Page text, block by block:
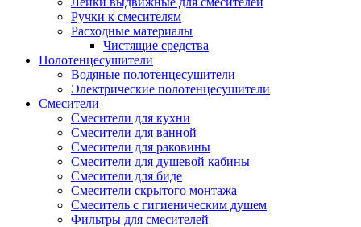
Ручки к смесителям
Расходные материалы
Чистящие средства
Полотенцесушители
Водяные полотенцесушители
Электрические полотенцесушители
Смесители
Смесители для кухни
Смесители для ванной
Смесители для раковины
Смесители для душевой кабины
Смесители для биде
Смесители скрытого монтажа
Смеситель с гигиеническим душем
Фильтры для смесителей